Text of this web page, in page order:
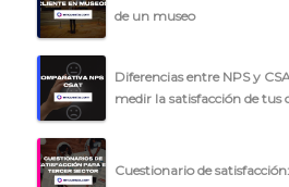
de un museo
Diferencias entre NPS y
medir la satisfacción de tus
Cuestionario de